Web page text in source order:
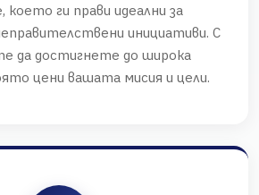
което ги прави идеални за
инициативи. С
да достигнете до широка
цени вашата мисия и цели.